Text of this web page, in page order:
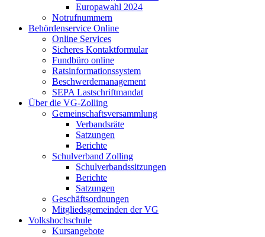
Europawahl 2024
Notrufnummern
Behördenservice Online
Online Services
Sicheres Kontaktformular
Fundbüro online
Ratsinformationssystem
Beschwerdemanagement
SEPA Lastschriftmandat
Über die VG-Zolling
Gemeinschaftsversammlung
Verbandsräte
Satzungen
Berichte
Schulverband Zolling
Schulverbandssitzungen
Berichte
Satzungen
Geschäftsordnungen
Mitgliedsgemeinden der VG
Volkshochschule
Kursangebote